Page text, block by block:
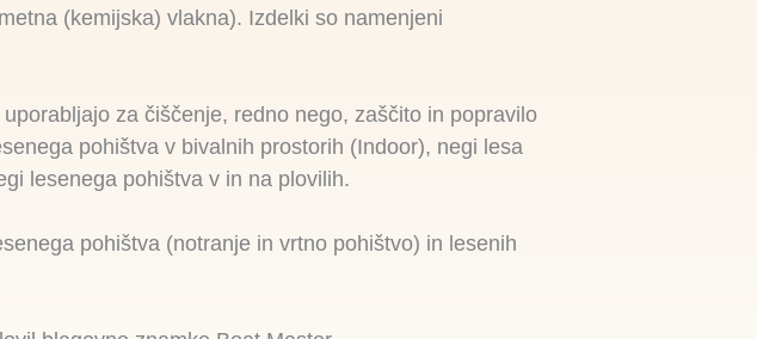
(kemijska) vlakna). Izdelki so namenjeni
za čiščenje, redno nego, zaščito in popravilo
pohištva v bivalnih prostorih (Indoor), negi lesa
lesenega pohištva v in na plovilih.
pohištva (notranje in vrtno pohištvo) in lesenih